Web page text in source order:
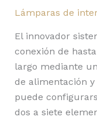
Lámparas de
El innovador
conexión de
largo mediante
de alimentación
puede
dos a siete